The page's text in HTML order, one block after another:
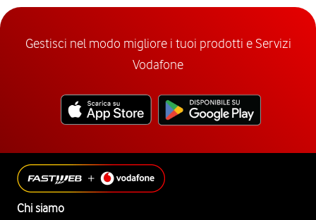
Gestisci nel modo migliore i tuoi prodotti e Servizi
Vodafone
Chi siamo